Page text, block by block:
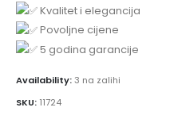
Kvalitet i elegancija
Povoljne cijene
5 godina garancije
Availability:3 na zalihi
SKU: 11724